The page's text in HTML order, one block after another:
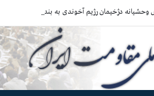
دژخیمان رژیم آخوندی به بند ۷ زندان اوین و ضرب‌وجرح زندانیان سیاسی